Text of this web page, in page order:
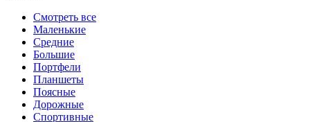
Смотреть все
Маленькие
Средние
Большие
Портфели
Планшеты
Поясные
Дорожные
Спортивные